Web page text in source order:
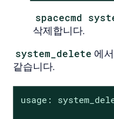
spacecmd
삭제합니다.
system_delete 에
같습니다.
usage: